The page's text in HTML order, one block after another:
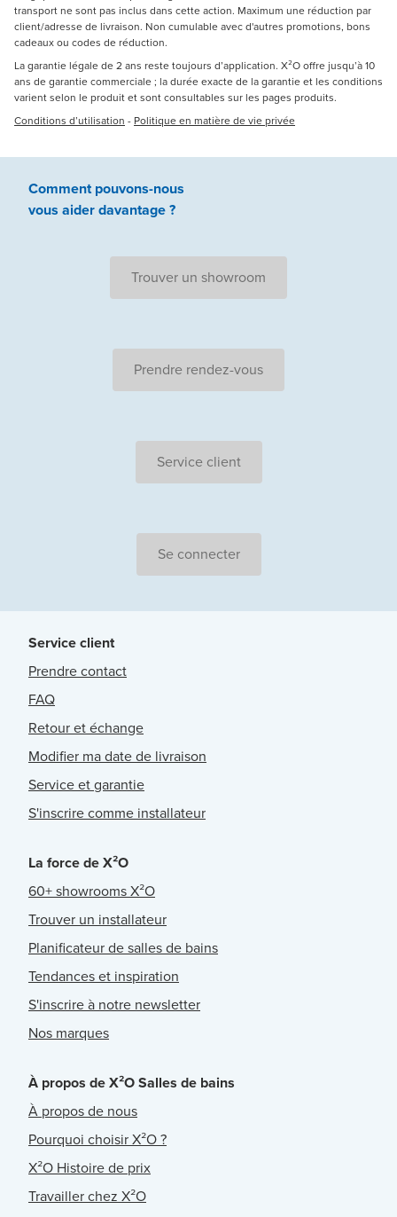
transport ne sont pas inclus dans cette action. Maximum une réduction par
client/adresse de livraison. Non cumulable avec d'autres promotions, bons
cadeaux ou codes de réduction.
La garantie légale de 2 ans reste toujours d’application. X²O offre jusqu’à 10
ans de garantie commerciale ; la durée exacte de la garantie et les conditions
varient selon le produit et sont consultables sur les pages produits.
Conditions d’utilisation - Politique en matière de vie privée
Comment pouvons-nous
vous aiderdavantage ?
Trouver un showroom
Prendre rendez-vous
Service client
Se connecter
Service client
Prendre contact
FAQ
Retour et échange
Modifier ma date de livraison
Service et garantie
S'inscrire comme installateur
La force de X²O
60+ showrooms X²O
Trouver un installateur
Planificateur de salles de bains
Tendances et inspiration
S'inscrire à notre newsletter
Nos marques
À propos de X²O Salles de bains
À propos de nous
Pourquoi choisir X²O ?
X²O Histoire de prix
Travailler chez X²O